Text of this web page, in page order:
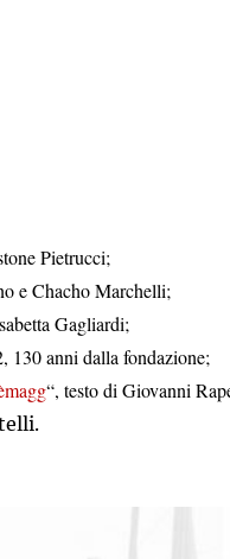
Pietrucci;
e Chacho Marchelli;
Gagliardi;
130 anni dalla fondazione;
“, testo di Giovanni